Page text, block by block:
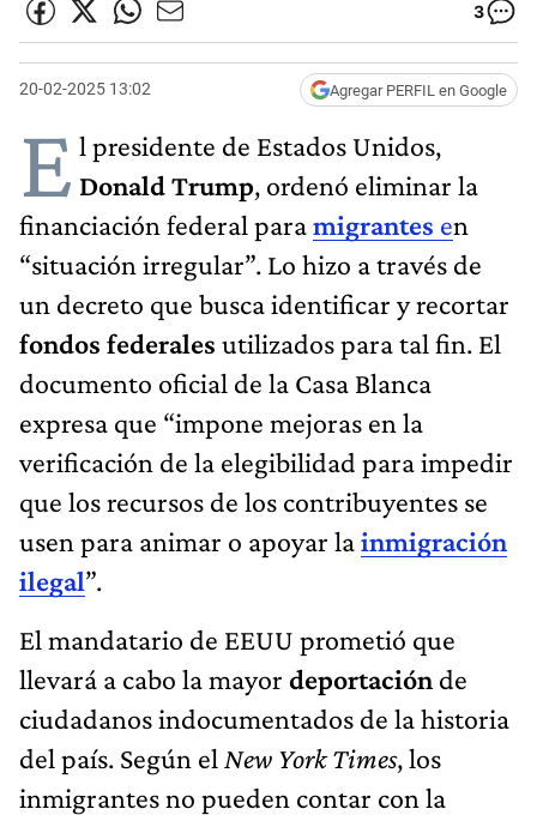
3
20-02-2025 13:02 Agregar PERFIL en Google
E l presidente de Estados Unidos,
Donald Trump, ordenó eliminar la
financiación federal paramigrantes en
“situación irregular”. Lo hizo a través de
un decreto que busca identificar y recortar
fondos federales utilizados para tal fin. El
documento oficial de la Casa Blanca
expresa que “impone mejoras en la
verificación de la elegibilidad para impedir
que los recursos de los contribuyentes se
usen para animar o apoyar lainmigración
ilegal”.
El mandatario de EEUU prometió que
llevará a cabo la mayor deportación de
ciudadanos indocumentados de la historia
del país. Según el New York Times, los
inmigrantes no pueden contar con la